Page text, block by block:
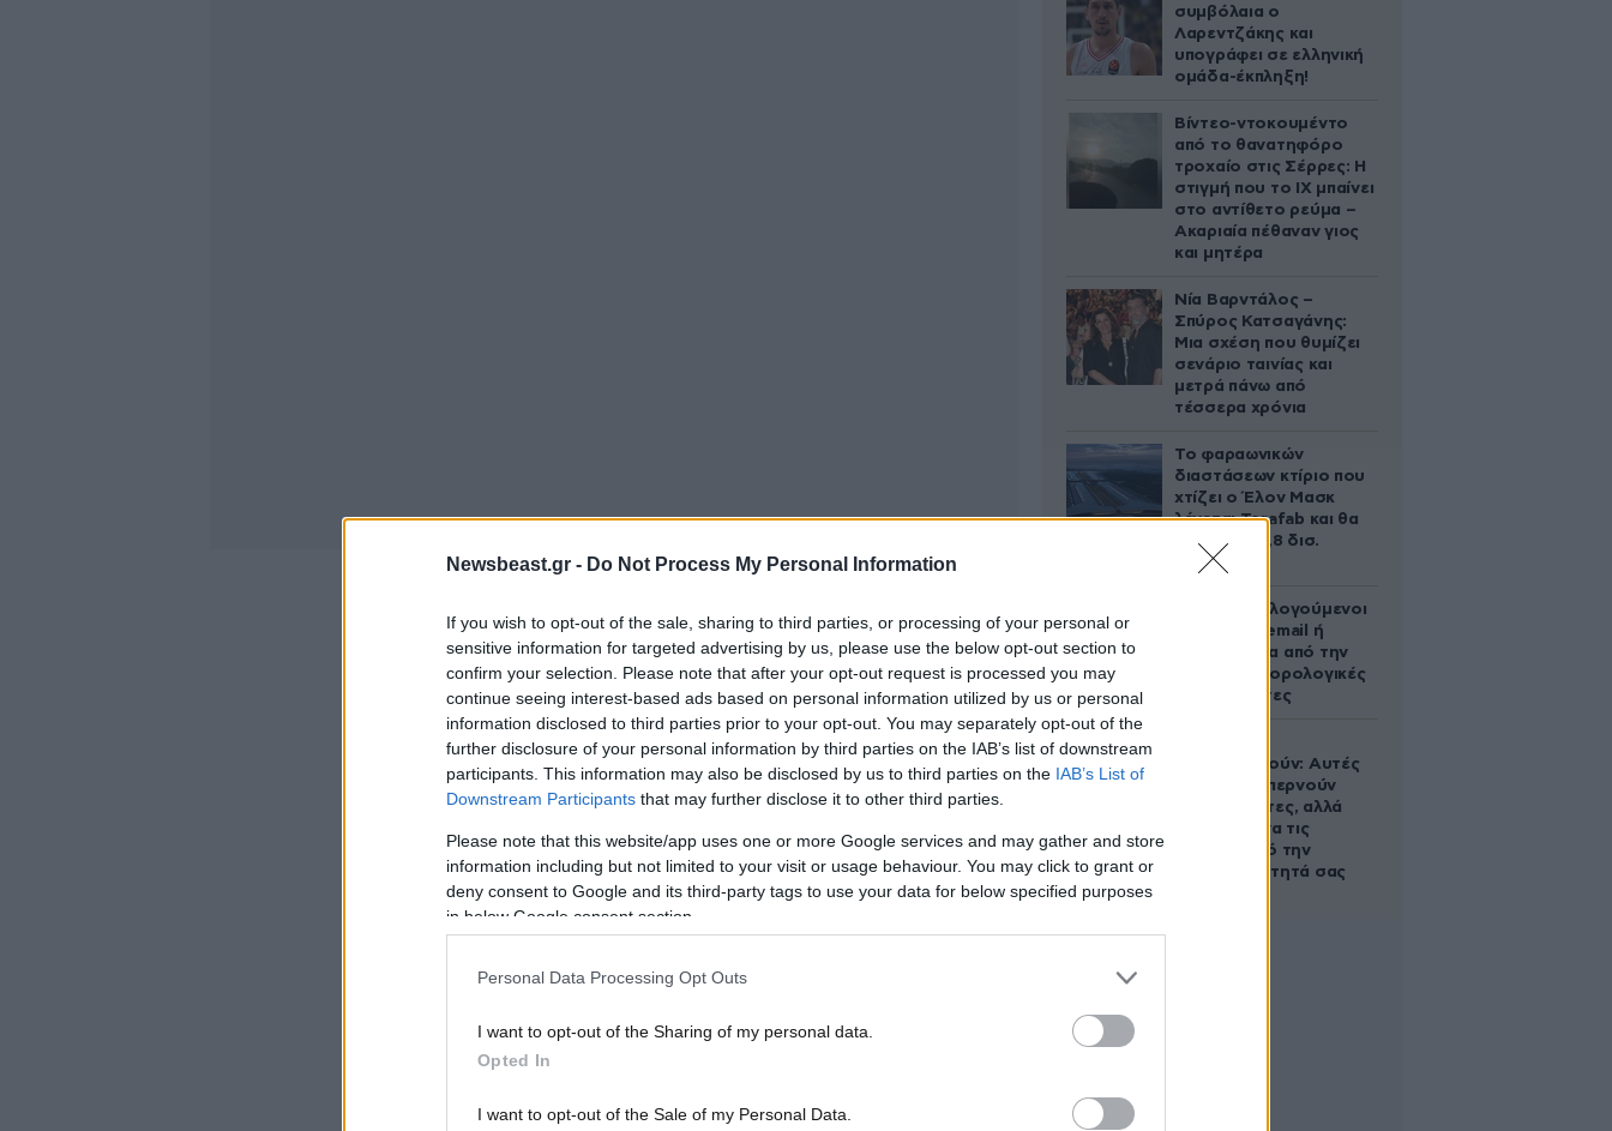
Newsbeast.gr - Do Not Process My Personal Information
If you wish to opt-out of the sale, sharing to third parties, or processing of your personal or
sensitive information for targeted advertising by us, please use the below opt-out section to
confirm your selection. Please note that after your opt-out request is processed you may
continue seeing interest-based ads based on personal information utilized by us or personal
information disclosed to third parties prior to your opt-out. You may separately opt-out of the
further disclosure of your personal information by third parties on the IAB’s list of downstream
participants. This information may also be disclosed by us to third parties on the IAB’s List of
Downstream Participants that may further disclose it to other third parties.
Please note that this website/app uses one or more Google services and may gather and store
information including but not limited to your visit or usage behaviour. You may click to grant or
deny consent to Google and its third-party tags to use your data for below specified purposes
in below Google consent section.
Personal Data Processing Opt Outs
I want to opt-out of the Sharing of my personal data.
Opted In
I want to opt-out of the Sale of my Personal Data.
συμβόλαια ο
Λαρεντζάκης και
υπογράφει σε ελληνική
ομάδα-έκπληξη!
Βίντεο-ντοκουμέντο
από το θανατηφόρο
τροχαίο στις Σέρρες: Η
στιγμή που το ΙΧ μπαίνει
στο αντίθετο ρεύμα –
Ακαριαία πέθαναν γιος
και μητέρα
Νία Βαρντάλος –
Σπύρος Κατσαγάνης:
Μια σχέση που θυμίζει
σενάριο ταινίας και
μετρά πάνω από
τέσσερα χρόνια
Το φαραωνικών
διαστάσεων κτίριο που
χτίζει ο Έλον Μασκ
λέγεται Terafab και θα
κοστίσει 16,8 δισ.
δολάρια
Ποιοι φορολογούμενοι
θα λάβουν email ή
τηλεφώνημα από την
ΑΑΔΕ για φορολογικές
εκκρεμότητες
προειδοποιούν: Αυτές
οι τροφές, περνούν
απαρατήρητες, αλλά
καλό είναι να τις
βγάλετε από την
καθημερινότητά σας